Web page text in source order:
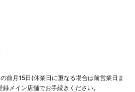
前月15日(休業日に重なる場合は前営業日ま
録メイン店舗でお手続きください｡